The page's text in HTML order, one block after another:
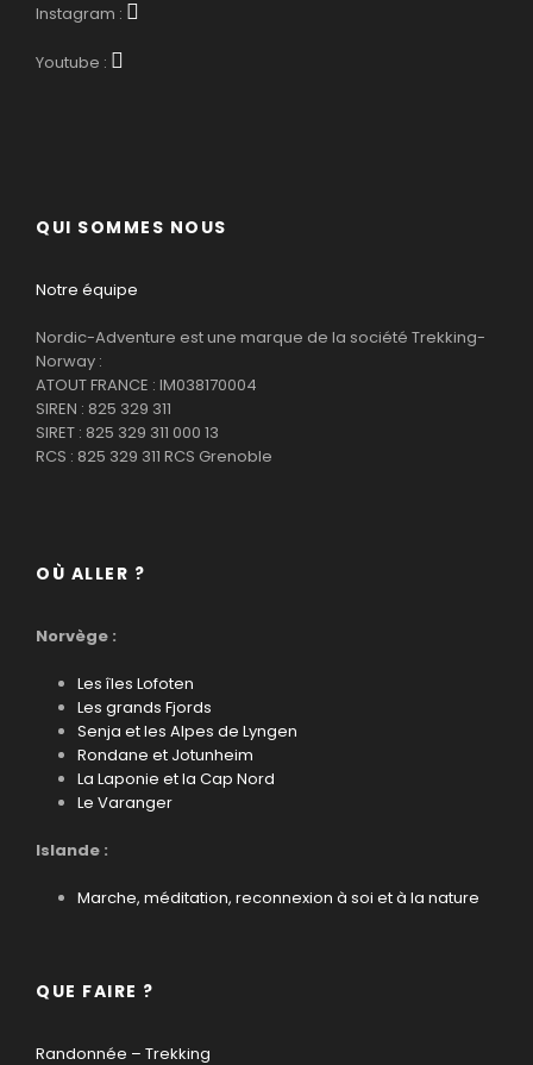
Instagram :
Youtube :
QUI SOMMES NOUS
Notre équipe
Nordic-Adventure est une marque de la société Trekking-
Norway :
ATOUT FRANCE : IM038170004
SIREN : 825 329 311
SIRET : 825 329 311 000 13
RCS : 825 329 311 RCS Grenoble
OÙ ALLER ?
Norvège :
Les îles Lofoten
Les grands Fjords
Senja et les Alpes de Lyngen
Rondane et Jotunheim
La Laponie et la Cap Nord
Le Varanger
Islande :
Marche, méditation, reconnexion à soi et à la nature
QUE FAIRE ?
Randonnée – Trekking